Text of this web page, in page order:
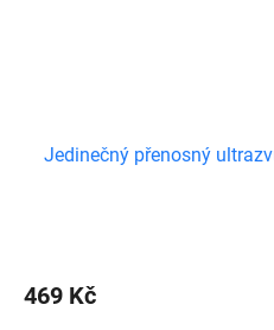
Jedinečný přenosný
469 Kč